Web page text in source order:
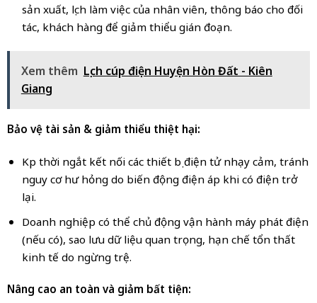
sản xuất, lịch làm việc của nhân viên, thông báo cho đối
tác, khách hàng để giảm thiểu gián đoạn.
Xem thêm Lịch cúp điện Huyện Hòn Đất - Kiên
Giang
Bảo vệ tài sản & giảm thiểu thiệt hại:
Kịp thời ngắt kết nối các thiết bị điện tử nhạy cảm, tránh
nguy cơ hư hỏng do biến động điện áp khi có điện trở
lại.
Doanh nghiệp có thể chủ động vận hành máy phát điện
(nếu có), sao lưu dữ liệu quan trọng, hạn chế tổn thất
kinh tế do ngừng trệ.
Nâng cao an toàn và giảm bất tiện: